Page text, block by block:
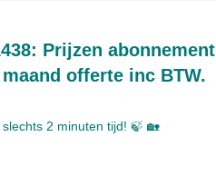
Prijzen abonnement
offerte inc BTW.
2 minuten tijd! 🍃 🏡